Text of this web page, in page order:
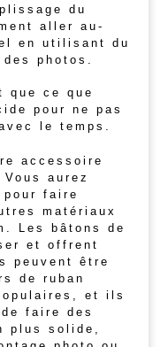
du
aller au-
en utilisant du
photos.
que ce que
pour ne pas
le temps.
accessoire
aurez
pour faire
matériaux
Les bâtons de
et offrent
peuvent être
de ruban
et ils
faire des
plus solide,